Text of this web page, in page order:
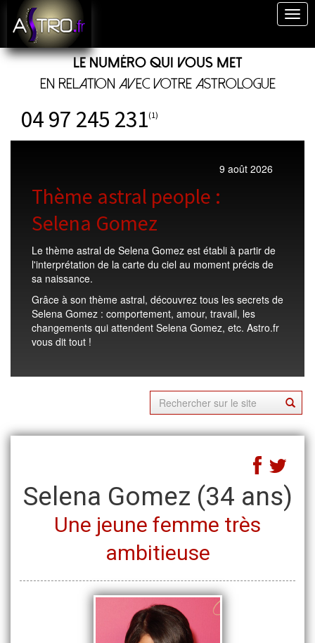
Le numéro qui vous met
en relation avec votre astrologue
04 97 245 231(1)
9 août 2026
Thème astral people :
Selena Gomez
Le thème astral de Selena Gomez est établi à partir de
l'interprétation de la carte du ciel au moment précis de
sa naissance.
Grâce à son thème astral, découvrez tous les secrets de
Selena Gomez : comportement, amour, travail, les
changements qui attendent Selena Gomez, etc. Astro.fr
vous dit tout !
Selena Gomez (34 ans)
Une jeune femme très
ambitieuse